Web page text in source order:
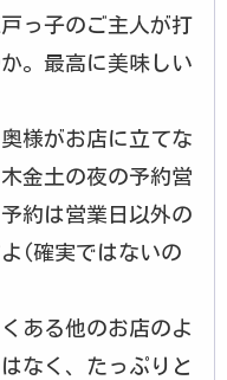
っ子のご主人が打
。最高に美味しい
様がお店に立てな
金土の夜の予約営
約は営業日以外の
(確実ではないの
ある他のお店のよ
なく、たっぷりと